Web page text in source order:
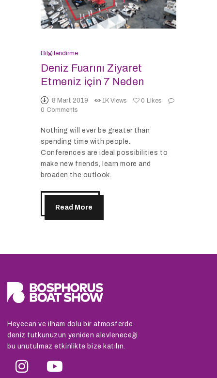
Bilgilendirme
Deniz Fuarını Ziyaret
Etmeniz için 7 Neden
8 Mart 2019 1K Views 0 Likes
0 Comments
Nothing will ever be greater than
spending time with people.
Conferences are ideal possibilities to
make new friends, learn more and
broaden the outlook.
Read More
Heyecan ve ilham dolu bir atmosferde
deniz tutkunuzun yeniden alevleneceği
bu unutulmaz etkinlikte bize katılın.